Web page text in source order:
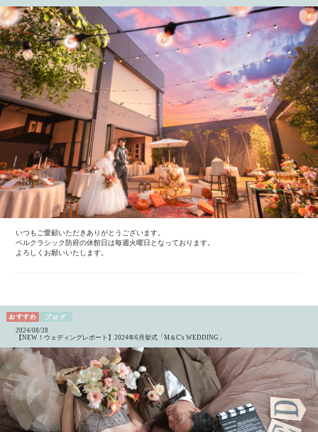
いつもご愛顧いただきありがとうございます。
ベルクラシック防府の休館日は毎週火曜日となっております。
よろしくお願いいたします。
2024/08/28
【NEW！ウェディングレポート】2024年6月挙式「M＆C's WEDDING」